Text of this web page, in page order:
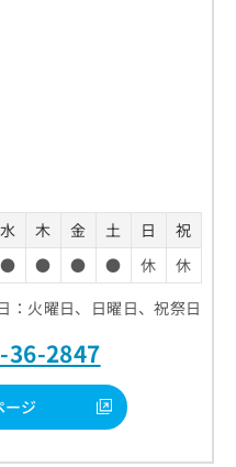
水 木 金 土 日
祝
● ● ● ● 休
休
：火曜日、日曜日、祝祭日
36-2847
ージ